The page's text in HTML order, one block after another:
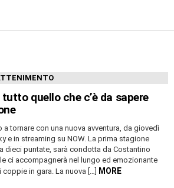
quello che c’è da sapere
a tornare con una nuova avventura, da giovedì
e in streaming su NOW. La prima stagione
dieci puntate, sarà condotta da Costantino
ci accompagnerà nel lungo ed emozionante
in gara. La nuova […]
MORE